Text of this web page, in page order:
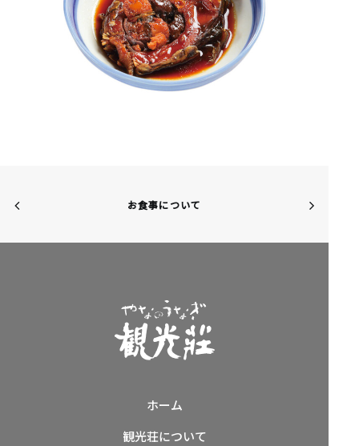
お食事について
ホーム
観光荘について